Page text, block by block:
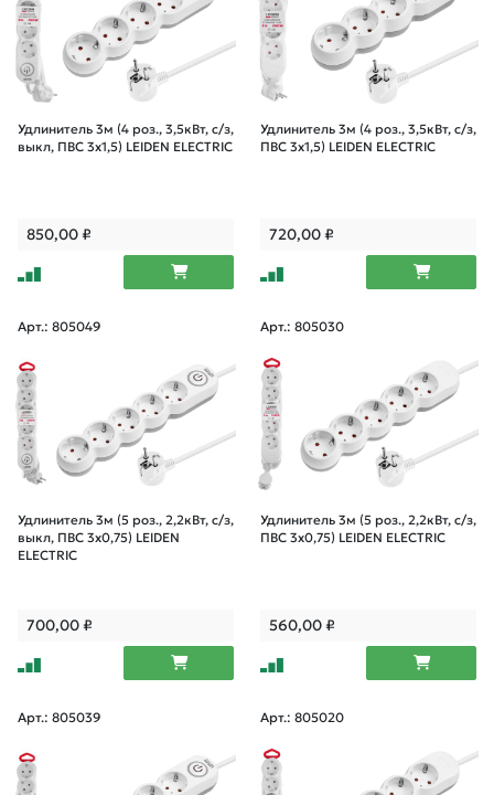
Удлинитель 3м (4 роз., 3,5кВт, с/з,
выкл, ПВС 3х1,5) LEIDEN ELECTRIC
850,00₽
Удлинитель 3м (4 роз., 3,5кВт, с/з,
ПВС 3х1,5) LEIDEN ELECTRIC
720,00₽
Арт.: 805049
Удлинитель 3м (5 роз., 2,2кВт, с/з,
выкл, ПВС 3х0,75) LEIDEN
ELECTRIC
700,00₽
Арт.: 805030
Удлинитель 3м (5 роз., 2,2кВт, с/з,
ПВС 3х0,75) LEIDEN ELECTRIC
560,00₽
Арт.: 805039 Арт.: 805020